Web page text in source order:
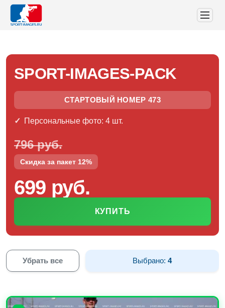
SPORT-IMAGES-PACK
СТАРТОВЫЙ НОМЕР 473
Персональные фото: 4 шт.
796 руб.
Скидка за пакет 12%
699 руб.
КУПИТЬ
Убрать все Выбрано:4